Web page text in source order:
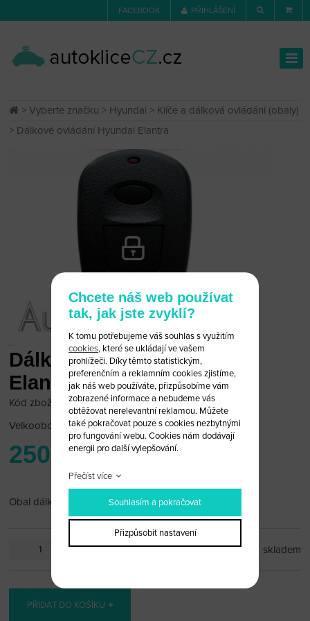
FACEBOOK PŘIHLÁŠENÍ
>Vyberte značku > Hyundai > Klíče a dálková ovládání (obaly)
> Dálkové ovládání Hyundai Elantra
Dálkové ovládání Hyundai
Elantra
Kód zboží: Hyundai 6/16
Velkoobchodní cena:po přihlášení
250 Kč
Obal dálkového ovládání Hyundai Elantra 2 tlačítka
ks skladem
PŘIDAT DO KOŠÍKU
Chcete náš web používat
tak, jak jste zvyklí?
K tomu potřebujeme váš souhlas s využitím
cookies, které se ukládají ve vašem
prohlížeči. Díky těmto statistickým,
preferenčním a reklamním cookies zjistíme,
jak náš web používáte, přizpůsobíme vám
zobrazené informace a nebudeme vás
obtěžovat nerelevantní reklamou. Můžete
také pokračovat pouze s cookies nezbytnými
pro fungování webu. Cookies nám dodávají
energii pro další vylepšování.
Přečíst více
Souhlasím a pokračovat
Přizpůsobit nastavení